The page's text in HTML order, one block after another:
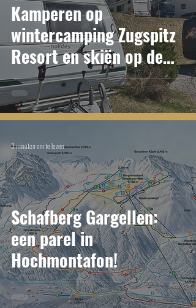
Kamperen op
wintercamping Zugspitz
Resort en skiën op de
Zugspitzplatt (Ehrwald)
Schafberg Gargellen:
een parel in
Hochmontafon!
3 minuten om te lezen